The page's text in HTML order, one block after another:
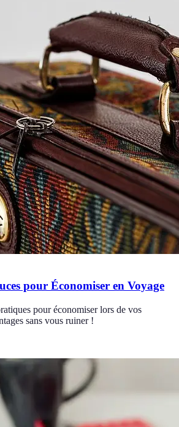
pour Économiser en Voyage
pour économiser lors de vos
sans vous ruiner !